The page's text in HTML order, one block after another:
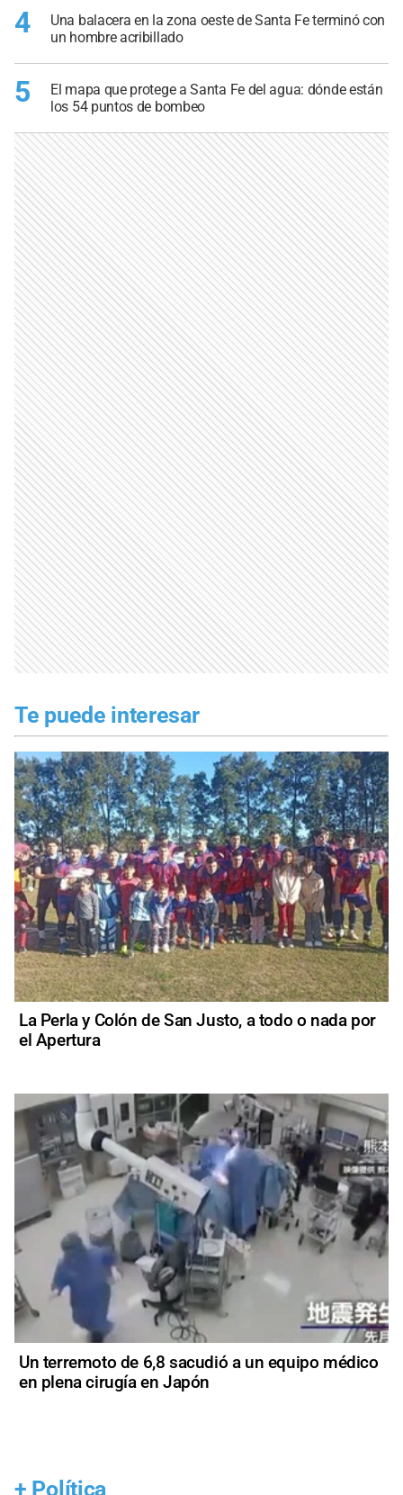
4
Una balacera en la zona oeste de Santa Fe terminó con
un hombre acribillado
5
El mapa que protege a Santa Fe del agua: dónde están
los 54 puntos de bombeo
Te puede interesar
La Perla y Colón de San Justo, a todo o nada por
el Apertura
Un terremoto de 6,8 sacudió a un equipo médico
en plena cirugía en Japón
+ Política